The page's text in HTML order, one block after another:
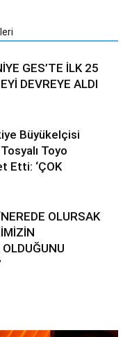
GES’TE İLK 25
DEVREYE ALDI
Büyükelçisi
Toyo
Etti: ‘ÇOK
OLURSAK
OLDUĞUNU